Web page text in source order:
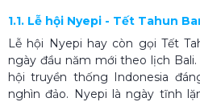
1.1. Lễ hội Nyepi - Tết Tahun
Lễ hội Nyepi hay còn gọi Tết
ngày đầu năm mới theo lịch
hội truyền thống Indonesia
nghìn đảo. Nyepi là ngày tĩnh